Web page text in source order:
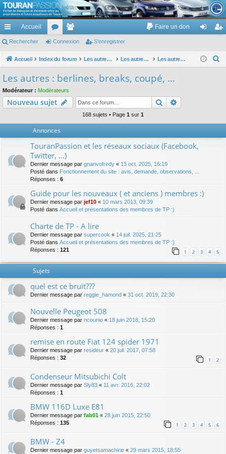
TouranPassion
Le forum des propriétaires ou futurs acquéreurs du Volkswagen Touran
cc
ès
pi
de
Accueil
or
u
e
m
Faire un don
ne nr
Rechercher Connexion S’enregistrer
Accueil Index du forum Les autres voitures et ce qui touche à la voiture Les autres modèles hors VW : concessions, modèles, achat, prix et remise ... Les autres : berlines, breaks, coupé, ...
c
Les autres : berlines, breaks, coupé, ...
Modérateur : Modérateurs
Nouveau sujet Rechercher
168 sujets • Page 1 sur 1
Annonces
TouranPassion et les réseaux sociaux (Facebook,
Twitter, ...)
Dernier message par gnanvofredy « 13 oct. 2025, 16:19
Posté dans Fonctionnement du site : avis, demande, observations, ...
Réponses : 6
Guide pour les nouveaux ( et anciens ) membres :)
Dernier message par jef10 « 10 mars 2013, 09:39
Posté dans Accueil et présentations des membres de TP :)
Charte de TP - A lire
Dernier message par supercook « 14 juil. 2025, 21:25
Posté dans Accueil et présentations des membres de TP :)
Réponses : 121 1 2 3 4 5
Sujets
quel est ce bruit???
Dernier message par reggie_hamond « 31 oct. 2019, 22:30
Nouvelle Peugeot 508
Dernier message par ncounio « 18 juin 2018, 15:20
Réponses : 1
remise en route Fiat 124 spider 1971
Dernier message par resideur « 20 juil. 2017, 07:58
Réponses : 32 1 2
Condenseur Mitsubichi Colt
Dernier message par Sly83 « 11 avr. 2016, 22:02
Réponses : 1
BMW 116D Luxe E81
Dernier message par fab01 « 28 juin 2015, 22:50
Réponses : 135 1 2 3 4 5 6
BMW - Z4
Dernier message par guyetsamachine « 29 mars 2015, 18:55